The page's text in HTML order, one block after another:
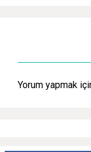
Yorum yapmak